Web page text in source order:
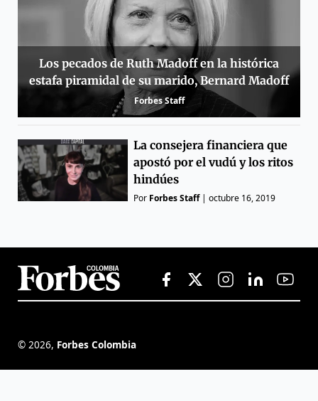
Los pecados de Ruth Madoff en la histórica
estafa piramidal de su marido, Bernard Madoff
Forbes Staff
La consejera financiera que
apostó por el vudú y los ritos
hindúes
Por Forbes Staff|octubre 16, 2019
© 2026, Forbes Colombia